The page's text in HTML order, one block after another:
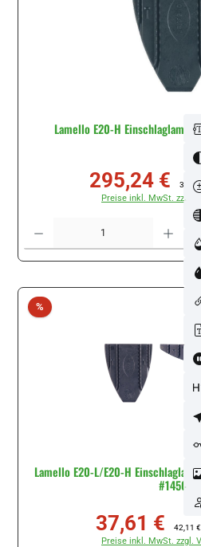
Lamello E20-H
Verkaufspreis:
295,24 €
Preise inkl. MwSt. zzgl.
Produkt Anzahl: Gib den gewünschten
%Rabatt
Lamello E20-L/E20-H
#145020
Verkaufspreis:
37,61 € 42,11 €
Preise inkl. MwSt. zzgl.